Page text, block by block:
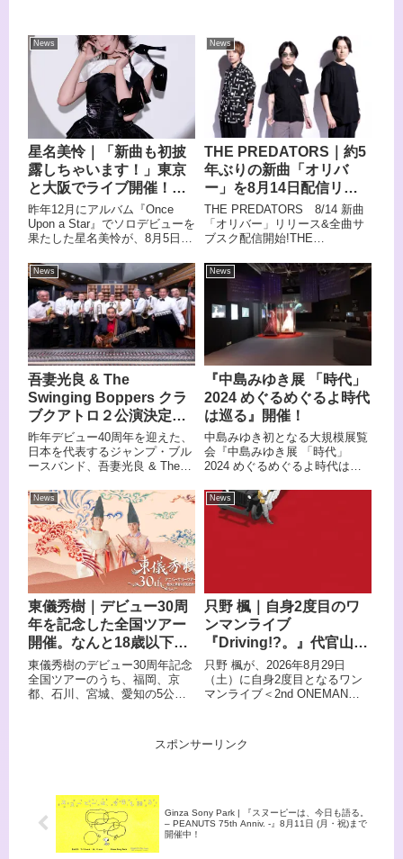
News
星名美怜｜「新曲も初披
露しちゃいます！」東京
と大阪でライブ開催！お
見送り会アリ！
昨年12月にアルバム『Once
Upon a Star』でソロデビューを
果たした星名美怜が、8月5日に
リリースすることが決定した。
14年間在籍したアイドルグルー
プ卒業後は全国各地でキャンペ
ーンを展開し、4月からはFMヨ
コハマ『BREAK IT DOWN』の
レギュラーDJとしても活躍の場
を広げている。
News
THE PREDATORS｜約5
年ぶりの新曲「オリバ
ー」を8月14日配信リリ
ース 全楽曲のサブスク
解禁も決定
THE PREDATORS 8/14 新曲
「オリバー」リリース&全曲サ
ブスク配信開始!THE
（Vocal & Guitar）、
JIRO（Bass / GLAY）、高橋宏
貴（Drums / ELLEGARDEN・
PAM）］が、8/14(金)にデジタ
ルシングル「オリバー」をリリ
ースする。
News
吾妻光良 & The
Swinging Boppers クラ
ブクアトロ２公演決定
だ！
昨年デビュー40周年を迎えた、
日本を代表するジャンプ・ブル
ースバンド、吾妻光良 & The
ている渋谷クラブクアトロ公演
が６月29日（土）に決定。ゲス
トには札幌Bar Bahiaを取り仕
切っていることでも著名、元
TOMATOSの松竹谷清の出演も
決定している。
News
『中島みゆき展 「時代」
2024 めぐるめぐるよ時代
は巡る』開催！
中島みゆき初となる大規模展覧
会『中島みゆき展 「時代」
2024 めぐるめぐるよ時代は巡
にて4月20日より開催されてい
る。会場はレコード盤をイメー
ジしたかのような空間演出が施
様々な魅力に満ちた中島 みゆき
の世界を堪能できる体験空間と
なっている。
News
東儀秀樹｜デビュー30周
年を記念した全国ツアー
開催。なんと18歳以下無
料ご招待！
東儀秀樹のデビュー30周年記念
全国ツアーのうち、福岡、京
都、石川、宮城、愛知の5公演
News
只野 楓｜自身2度目のワ
ンマンライブ
『Driving!?。』代官山
UNITにて開催決定
只野 楓が、2026年8月29日
（土）に自身2度目となるワン
マンライブ＜2nd ONEMAN
決定した。
スポンサーリンク
Ginza Sony Park | 『スヌーピーは、今日も語る。
– PEANUTS 75th Anniv. -』8月11日 (月・祝)まで
開催中！